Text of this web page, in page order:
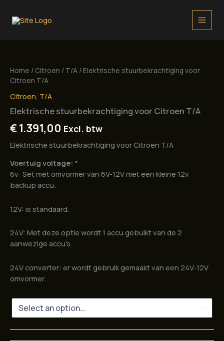
naar
Home / Citroen / T/A / Elektrische stuurbekrachtiging voor
Citroen T/A
Citroen, T/A
Elektrische stuurbekrachtiging voor Citroen T/A
€1.391,00 Excl. btw
Elektrische stuurbekrachtiging voor Citroen T/A
Voertuig voltage: *
6v: Set met omvormer van 6V-12V met een kleine 12v
backup accu.
12V: is standaard.
24V: Met deze optie wordt 1 accu gebuikt van de 2
aanwezige accu's.
24V converter: er wordt gebruik gemaakt van een 24V-12V
omvormer.